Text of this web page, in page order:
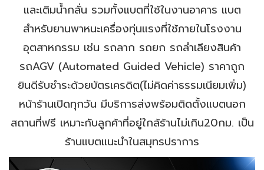
และเติมน้ำกลั่น รวมทั้งแบตที่ใช้ในงานอาคาร แบต
สำหรับยานพาหนะเครื่องทุ่นแรงที่ใช้ภายในโรงงาน
อุตสาหกรรม เช่น รถลาก รถยก รถลำเลียงสินค้า
รถAGV (Automated Guided Vehicle) ราคาถูก
ยินดีรับชำระด้วยบัตรเครดิต(ไม่คิดค่าธรรมเนียมเพิ่ม)
หน้าร้านเปิดทุกวัน มีบริการส่งพร้อมติดตั้งแบตนอก
สถานที่ฟรี เหมาะกับลูกค้าที่อยู่ใกล้ร้านไม่เกิน20กม. เป็น
ร้านแบตแนะนำในสมุทรปราการ